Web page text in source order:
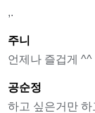
,.
주니
언제나 즐겁게 ^^
공순정
하고 싶은거만 하